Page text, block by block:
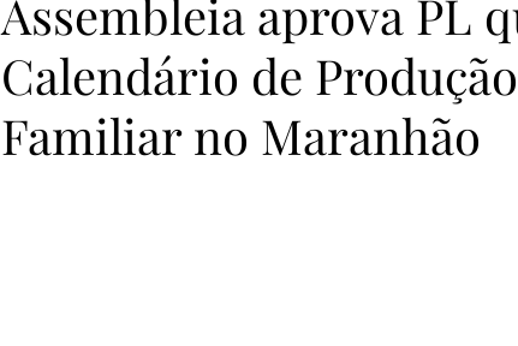
Assembleia aprova PL
Calendário de
Familiar no Maranhão